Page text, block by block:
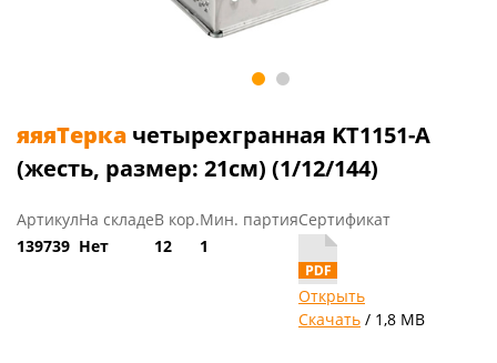
яяяТерка четырехгранная KT1151-A
(жесть, размер: 21см) (1/12/144)
Артикул
139739
На складе
Нет
В кор.
12
Мин. партия
1
Сертификат
Открыть
Скачать / 1,8 MB